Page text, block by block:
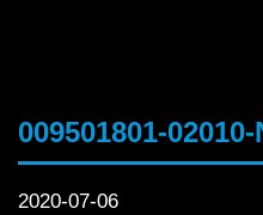
009501801-02010-
2020-07-06